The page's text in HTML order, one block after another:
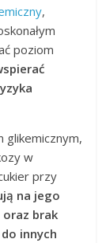
,
poziom
glikemicznym,
w
przy
na jego
brak
innych